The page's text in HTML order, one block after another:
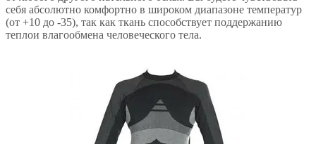
себя абсолютно комфортно в широком диапазоне температур
(от +10 до -35), так как ткань способствует поддержанию
теплои влагообмена человеческого тела.